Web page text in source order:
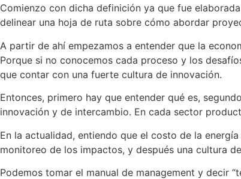
Comienzo con dicha definición ya que fue
delinear una hoja de ruta sobre cómo abordar
A partir de ahí empezamos a entender que la
Porque si no conocemos cada proceso y los
que contar con una fuerte cultura de innovación.
Entonces, primero hay que entender qué es,
innovación y de intercambio. En cada sector
En la actualidad, entiendo que el costo de la
monitoreo de los impactos, y después una cultura
Podemos tomar el manual de management y decir